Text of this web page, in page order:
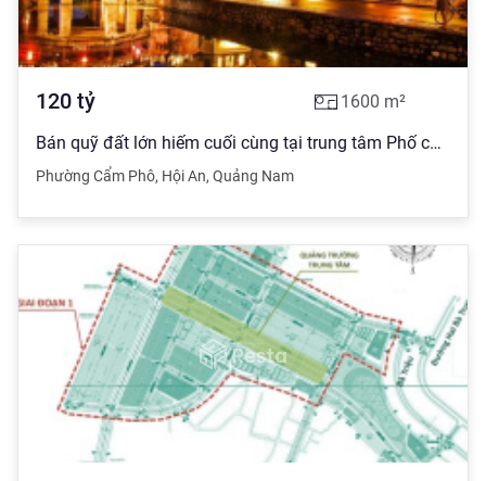
120 tỷ 1600 m²
Bán quỹ đất lớn hiếm cuối cùng tại trung tâm Phố cổ Hội An. Lô đất phù hợp làm ks hoặc trung tâm TM
Phường Cẩm Phô, Hội An, Quảng Nam